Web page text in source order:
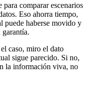
comparar escenarios
Eso ahorra tiempo,
puede haberse movido y
garantía.
caso, miro el dato
sigue parecido. Si no,
la información viva, no